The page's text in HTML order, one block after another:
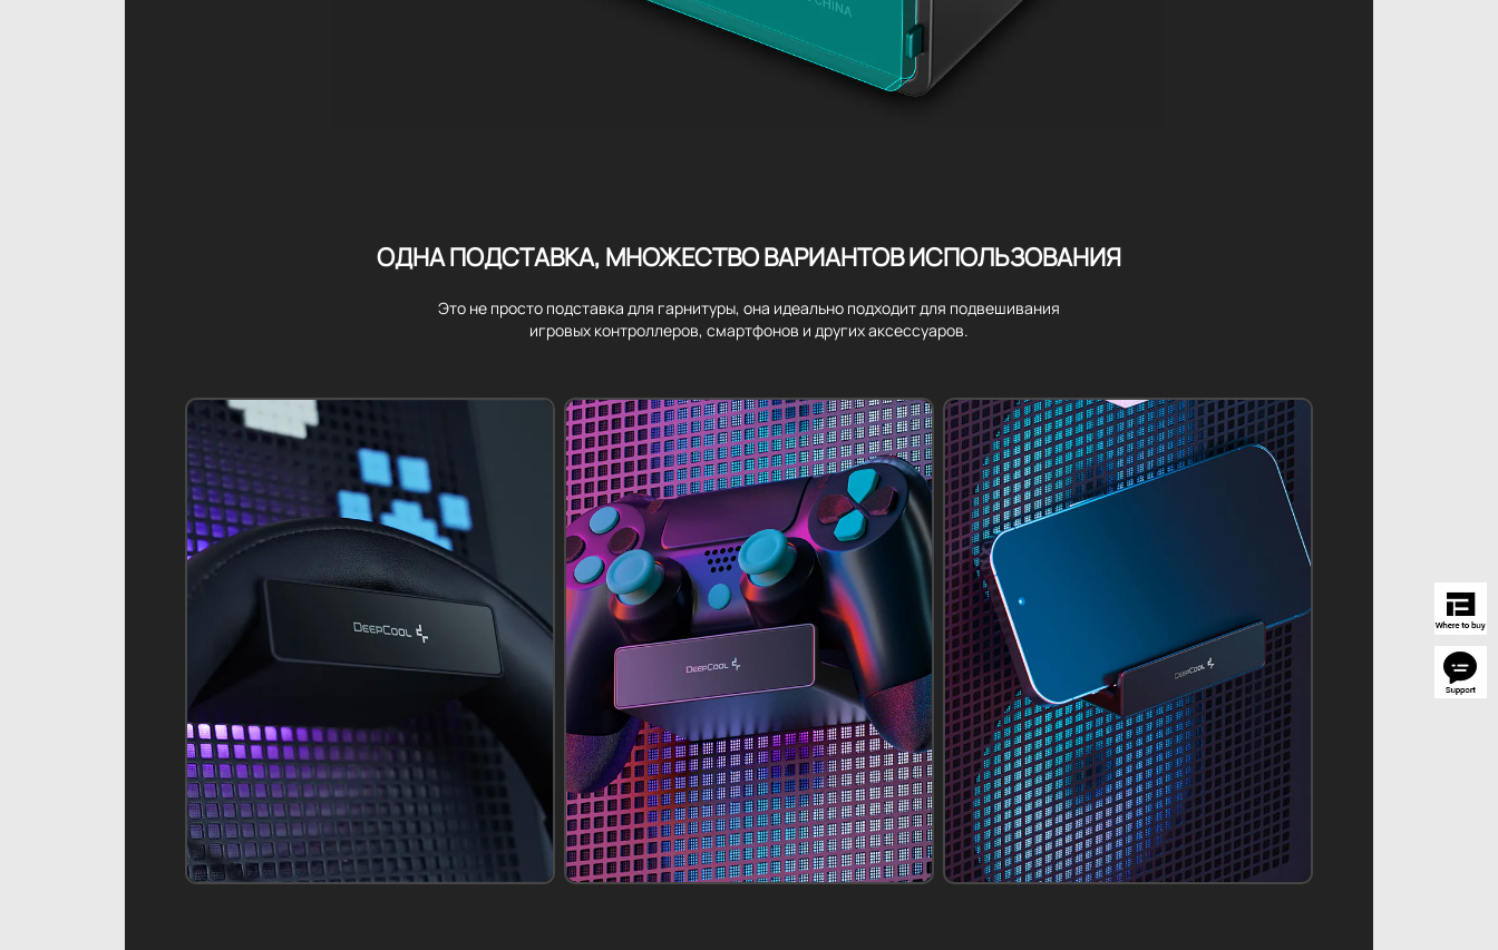
ОДНА ПОДСТАВКА, МНОЖЕСТВО ВАРИАНТОВ ИСПОЛЬЗОВАНИЯ
Это не просто подставка для гарнитуры, она идеально подходит для подвешивания
игровых контроллеров, смартфонов и других аксессуаров.